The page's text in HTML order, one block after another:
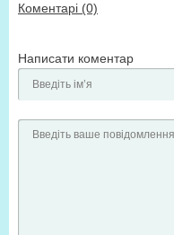
Коментарі (0)
Написати коментар